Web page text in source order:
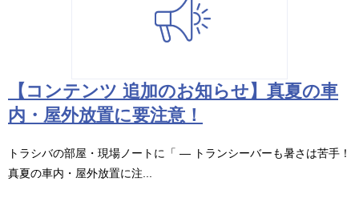
【コンテンツ 追加のお知らせ】真夏の車
内・屋外放置に要注意！
トラシバの部屋・現場ノートに「 ― トランシーバーも暑さは苦手！
真夏の車内・屋外放置に注...